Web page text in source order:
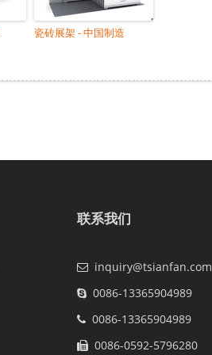
瓷砖展架 - 中国制造
联系我们
inquiry@tsianfan.com
0086-13365904989
0086-13365904989
0086-0592-5796280